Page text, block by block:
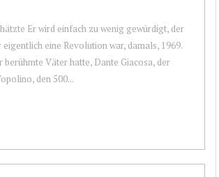
Er wird einfach zu wenig gewürdigt, der
eigentlich eine Revolution war, damals, 1969.
berühmte Väter hatte, Dante Giacosa, der
den 500...